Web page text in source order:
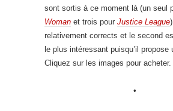
sont sortis à ce moment là (un seul
Woman et trois pour Justice League
relativement corrects et le second
le plus intéressant puisqu’il propose
Cliquez sur les images pour acheter.
•